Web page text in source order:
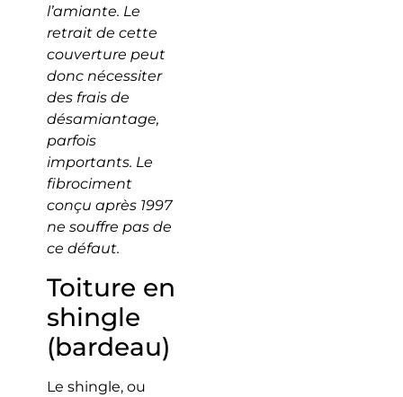
l’amiante. Le
retrait de cette
couverture peut
donc nécessiter
des frais de
désamiantage,
parfois
importants. Le
fibrociment
conçu après 1997
ne souffre pas de
ce défaut.
Toiture en
shingle
(bardeau)
Le shingle, ou